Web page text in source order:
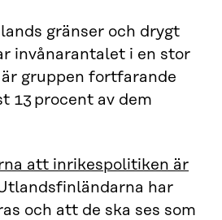
gränser och drygt
invånarantalet i en stor
gruppen fortfarande
13 procent av dem
att inrikespolitiken är
har
och att de ska ses som